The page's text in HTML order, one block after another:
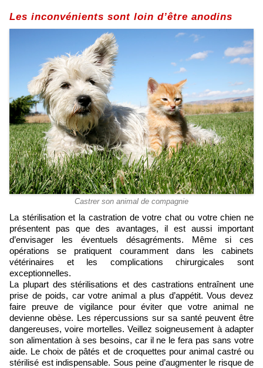
Les inconvénients sont loin d’être anodins
Castrer son animal de compagnie
La stérilisation et la castration de votre chat ou votre chien ne
présentent pas que des avantages, il est aussi important
d’envisager les éventuels désagréments. Même si ces
opérations se pratiquent couramment dans les cabinets
vétérinaires et les complications chirurgicales sont
exceptionnelles.
La plupart des stérilisations et des castrations entraînent une
prise de poids, car votre animal a plus d’appétit. Vous devez
faire preuve de vigilance pour éviter que votre animal ne
devienne obèse. Les répercussions sur sa santé peuvent être
dangereuses, voire mortelles. Veillez soigneusement à adapter
son alimentation à ses besoins, car il ne le fera pas sans votre
aide. Le choix de pâtés et de croquettes pour animal castré ou
stérilisé est indispensable. Sous peine d’augmenter le risque de